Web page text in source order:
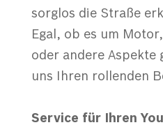
sorglos die Straße
Egal, ob es um
oder andere Aspekte
uns Ihren rollenden
Service für Ihren